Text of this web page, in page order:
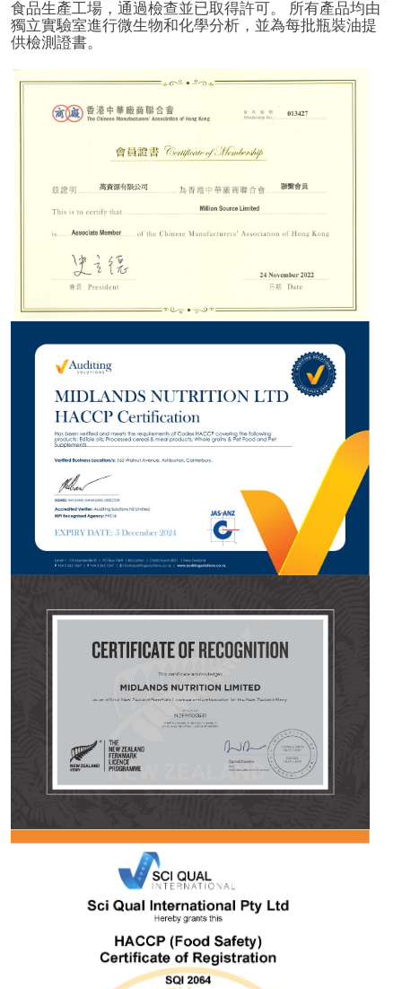
食品生產工場，通過檢查並已取得許可。 所有產品均由
獨立實驗室進行微生物和化學分析，並為每批瓶裝油提
供檢測證書。